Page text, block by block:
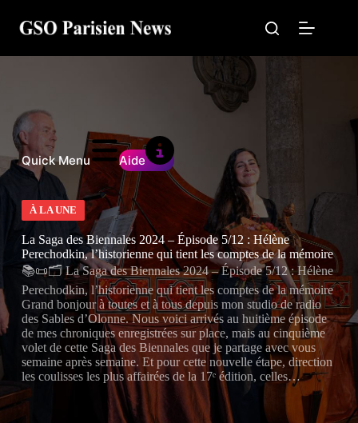
contenu
Quick Menu Aide
À LA UNE
La Saga des Biennales 2024 – Épisode 5/12 : Hélène
Perechodkin, l’historienne qui tient les comptes de la mémoire
📚📜🗂️ La Saga des Biennales 2024 – Épisode 5/12 : Hélène
Perechodkin, l’historienne qui tient les comptes de la mémoire
Grand bonjour à toutes et à tous depuis mon studio de radio
des Sables d’Olonne. Nous voici arrivés au huitième épisode
de mes chroniques enregistrées sur place, mais au cinquième
volet de cette Saga des Biennales que je partage avec vous
semaine après semaine. Et pour cette nouvelle étape, direction
les coulisses les plus affairées de la 17ᵉ édition, celles…